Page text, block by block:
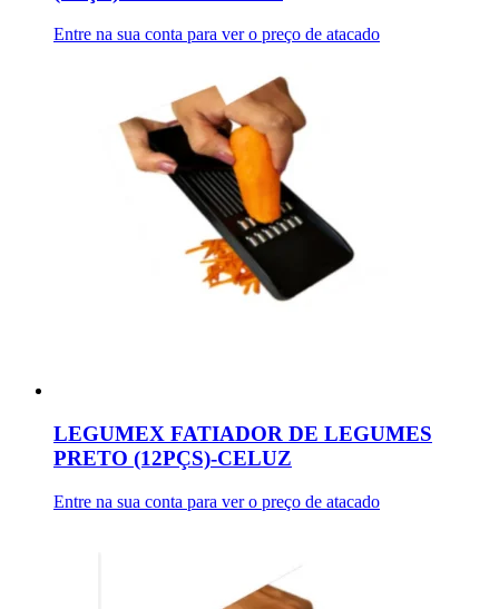
Entre na sua conta para ver o preço de atacado
LEGUMEX FATIADOR DE LEGUMES
PRETO (12PÇS)-CELUZ
Entre na sua conta para ver o preço de atacado